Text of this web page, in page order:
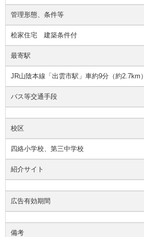
管理形態、条件等
桧家住宅 建築条件付
最寄駅
JR山陰本線「出雲市駅」車約9分（約2.7km）
バス等交通手段
校区
四絡小学校、第三中学校
紹介サイト
広告有効期間
備考